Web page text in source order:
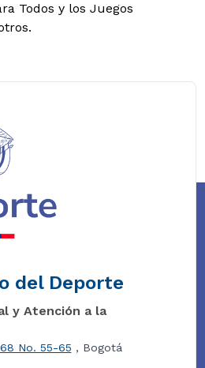
Todos y los Juegos
del Deporte
y Atención a la
No. 55-65 , Bogotá